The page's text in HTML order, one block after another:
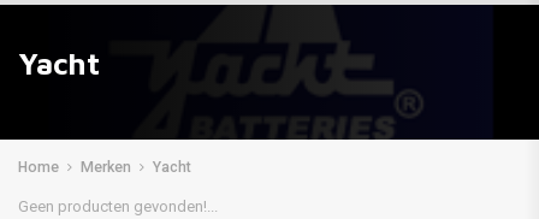
Yacht
Home Merken Yacht
Geen producten gevonden!...